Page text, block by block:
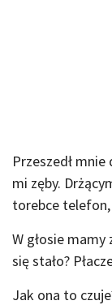
Przeszedł mnie
mi zęby.
torebce
W głosie mamy
się stało?
Jak ona to